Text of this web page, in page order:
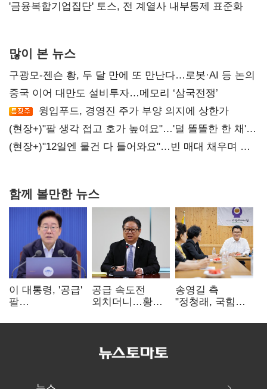
'금융복합기업집단' 토스, 전 계열사 내부통제 표준화
많이 본 뉴스
구광모-젠슨 황, 두 달 만에 또 만난다…로봇·AI 등 논의
중국 이어 대만도 설비투자…메모리 ‘삼국전쟁’
윙입푸드, 경영진 주가 부양 의지에 상한가
(현장+)"팔 생각 접고 호가 높여요"…'덜 똘똘한 한 채'
20억 키맞추기
(현장+)"12일엔 물건 다 들어와요"…빈 매대 채우며 문
함께 볼만한 뉴스
이 대통령, '공급'
팔
여 내부선
공급 속도전
외치더니…황희,
리모델링' 제안
송영길 측
"정청래, 국힘
민주당 대표로